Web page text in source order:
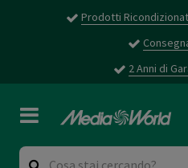
Prodotti
2 Anni di